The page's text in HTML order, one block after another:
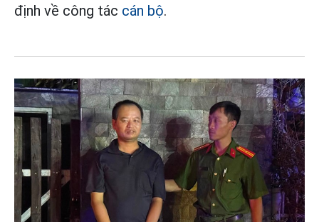
định về công tác cán bộ.